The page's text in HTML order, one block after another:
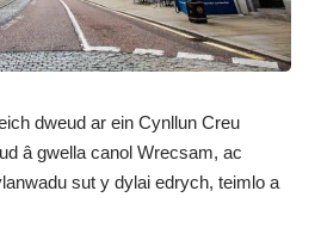
dweud ar ein Cynllun Creu
â gwella canol Wrecsam, ac
sut y dylai edrych, teimlo a